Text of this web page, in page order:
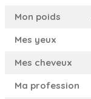
Mon poids
Mes yeux
Mes cheveux
Ma profession